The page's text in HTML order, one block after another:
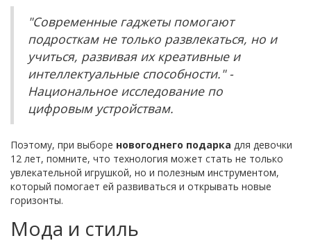
"Современные гаджеты помогают
подросткам не только развлекаться, но и
учиться, развивая их креативные и
интеллектуальные способности." -
Национальное исследование по
цифровым устройствам.
Поэтому, при выборе новогоднего подарка для девочки
12 лет, помните, что технология может стать не только
увлекательной игрушкой, но и полезным инструментом,
который помогает ей развиваться и открывать новые
горизонты.
Мода и стиль